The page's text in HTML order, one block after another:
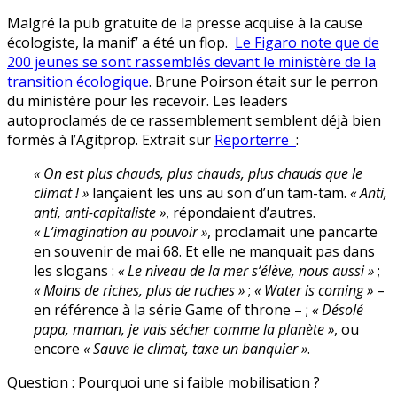
Malgré la pub gratuite de la presse acquise à la cause
écologiste, la manif’ a été un flop. Le Figaro note que de
200 jeunes se sont rassemblés devant le ministère de la
transition écologique. Brune Poirson était sur le perron
du ministère pour les recevoir. Les leaders
autoproclamés de ce rassemblement semblent déjà bien
formés à l’Agitprop. Extrait sur Reporterre :
« On est plus chauds, plus chauds, plus chauds que le
climat!» lançaient les uns au son d’un tam-tam. «Anti,
anti, anti-capitaliste», répondaient d’autres.
«L’imagination au pouvoir», proclamait une pancarte
en souvenir de mai 68. Et elle ne manquait pas dans
les slogans : «Le niveau de la mer s’élève, nous aussi»;
«Moins de riches, plus de ruches»; « Water is coming» –
en référence à la série Game of throne – ; «Désolé
papa, maman, je vais sécher comme la planète», ou
encore «Sauve le climat, taxe un banquier».
Question : Pourquoi une si faible mobilisation ?